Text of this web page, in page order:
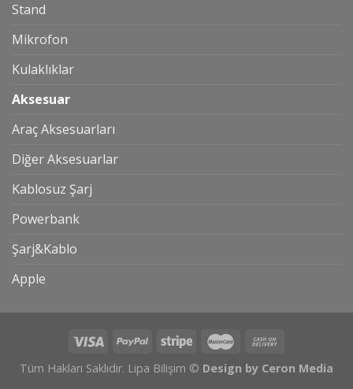
Stand
Mikrofon
Kulaklıklar
Aksesuar
Araç Aksesuarları
Diğer Aksesuarlar
Kablosuz Şarj
Powerbank
Şarj&Kablo
Apple
Tüm Hakları Saklıdır. Lipa Bilişim © Design by Ceron Media